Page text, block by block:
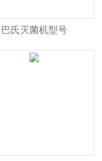
巴氏灭菌机型号